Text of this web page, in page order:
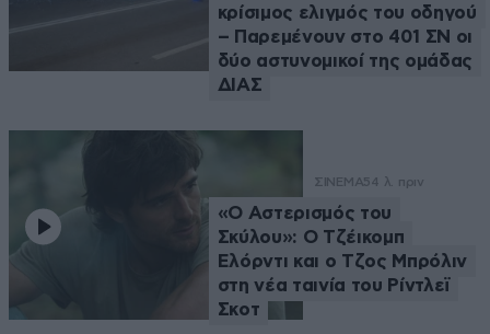
κρίσιμος ελιγμός του οδηγού
– Παρεμένουν στο 401 ΣΝ οι
δύο αστυνομικοί της ομάδας
ΔΙΑΣ
ΣΙΝΕΜΑ54 λ. πριν
«Ο Αστερισμός του
Σκύλου»: Ο Τζέικομπ
Ελόρντι και ο Τζος Μπρόλιν
στη νέα ταινία του Ρίντλεϊ
Σκοτ